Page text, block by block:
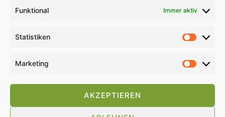
Funktional Immer aktiv
Statistiken
Marketing
AKZEPTIEREN